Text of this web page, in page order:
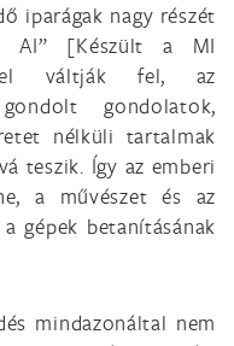
iparágak nagy részét
AI” [Készült a MI
váltják fel, az
gondolatok,
nélküli tartalmak
teszik. Így az emberi
a művészet és az
gépek betanításának
mindazonáltal nem